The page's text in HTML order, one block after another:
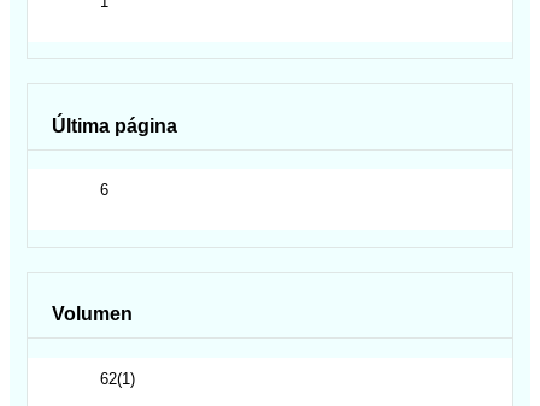
Última página
6
Volumen
62(1)